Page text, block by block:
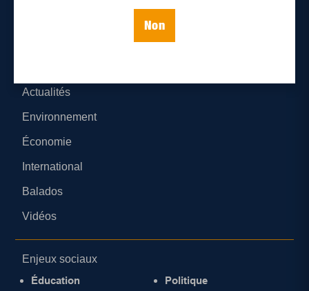
Non
Actualités
Environnement
Économie
International
Balados
Vidéos
Enjeux sociaux
Éducation
Politique